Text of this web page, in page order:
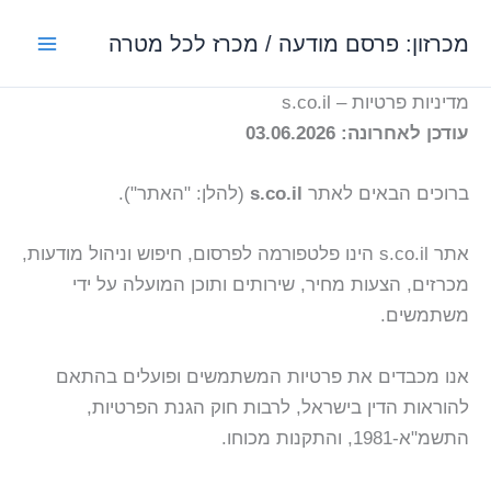
לתוכןמכרזון: פרסם מודעה / מכרז לכל מטרה
מדיניות פרטיות – s.co.il
עודכן לאחרונה: 03.06.2026
ברוכים הבאים לאתר s.co.il (להלן: "האתר").
אתר s.co.il הינו פלטפורמה לפרסום, חיפוש וניהול מודעות,
מכרזים, הצעות מחיר, שירותים ותוכן המועלה על ידי
משתמשים.
אנו מכבדים את פרטיות המשתמשים ופועלים בהתאם
להוראות הדין בישראל, לרבות חוק הגנת הפרטיות,
התשמ"א-1981, והתקנות מכוחו.